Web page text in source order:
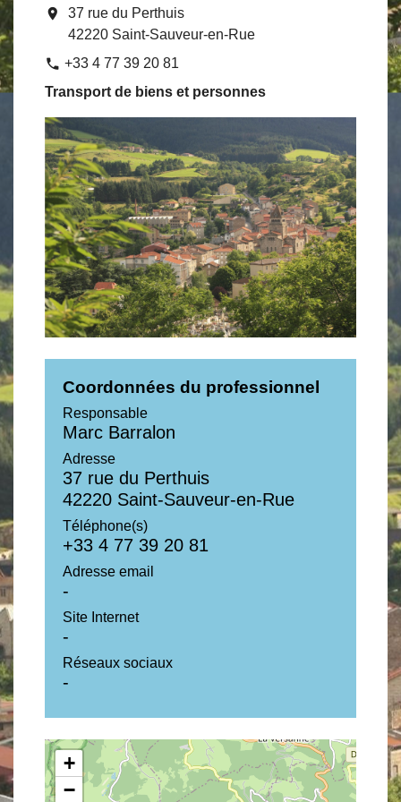
location_on
37 rue du Perthuis
42220 Saint-Sauveur-en-Rue
phone +33 4 77 39 20 81
Transport de biens et personnes
Coordonnées du professionnel
Responsable
Marc Barralon
Adresse
37 rue du Perthuis
42220 Saint-Sauveur-en-Rue
Téléphone(s)
+33 4 77 39 20 81
Adresse email
-
Site Internet
-
Réseaux sociaux
-
+
−